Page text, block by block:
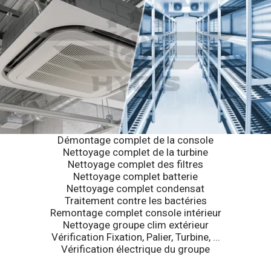
Démontage complet de la console
Nettoyage complet de la turbine
Nettoyage complet des filtres
Nettoyage complet batterie
Nettoyage complet condensat
Traitement contre les bactéries
Remontage complet console intérieur
Nettoyage groupe clim extérieur
Vérification Fixation, Palier, Turbine, ...
Vérification électrique du groupe